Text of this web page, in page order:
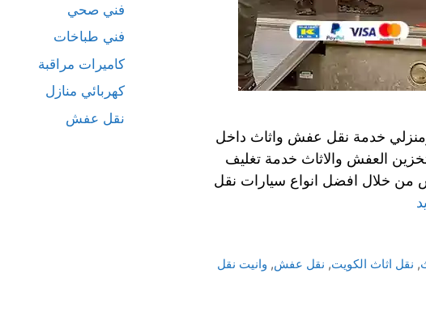
خدمة نقل عفش واثاث داخل
العفش والاثاث خدمة تغليف
خلال افضل انواع سيارات نقل
, نقل اثاث الكويت, نقل عفش, وانيت نقل
فني صحي
فني طباخات
كاميرات مراقبة
كهربائي منازل
نقل عفش